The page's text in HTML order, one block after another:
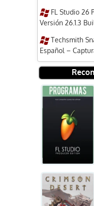
FL Studio 26
Versión 26.1.3
Techsmith
Español –